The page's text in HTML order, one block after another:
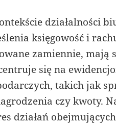
działalności
księgowość i
zamiennie, mają
się na
takich jak
czy kwoty.
działań